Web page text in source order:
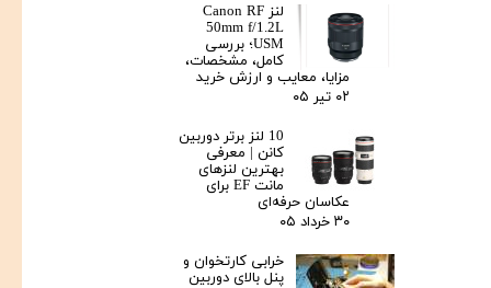
لنز Canon RF
50mm f/1.2L
USM؛ بررسی
کامل، مشخصات،
مزایا، معایب و ارزش خرید
۰۲ تیر ۰۵
10 لنز برتر دوربین
کانن | معرفی
بهترین لنزهای
مانت EF برای
عکاسان حرفه‌ای
۳۰ خرداد ۰۵
خرابی کارتخوان و
پنل بالای دوربین‌